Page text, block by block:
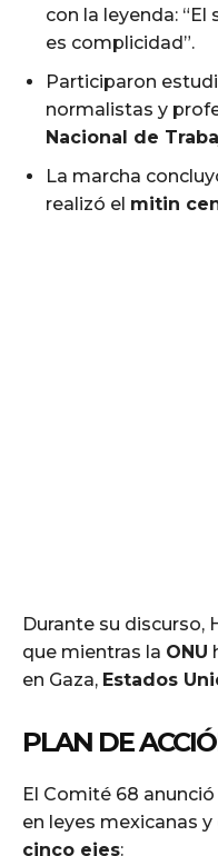
con la leyenda:
es complicidad”.
Participaron
normalistas y
Nacional de
La marcha
realizó el mitin
Durante su discurso,
que mientras la ONU
en Gaza, Estados
PLAN DE
El Comité 68 anunció
en leyes mexicanas
cinco ejes: